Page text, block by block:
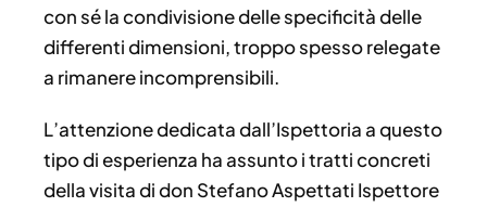
con sé la condivisione delle specificità delle
differenti dimensioni, troppo spesso relegate
a rimanere incomprensibili.
L’attenzione dedicata dall’Ispettoria a questo
tipo di esperienza ha assunto i tratti concreti
della visita di don Stefano Aspettati Ispettore